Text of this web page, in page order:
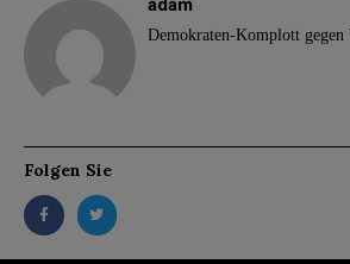
adam
Demokraten-Komplott gegen
Folgen Sie